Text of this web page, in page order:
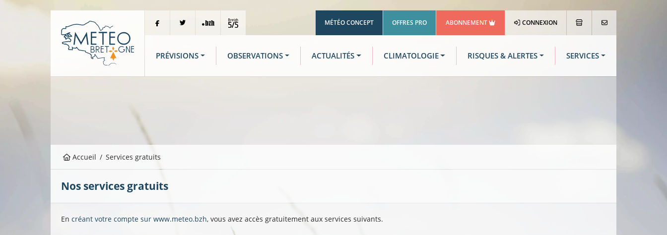
MÉTÉO CONCEPT OFFRES PRO ABONNEMENT CONNEXION
PRÉVISIONS OBSERVATIONS ACTUALITÉS CLIMATOLOGIE RISQUES & ALERTES SERVICES
Accueil Services gratuits
Nos services gratuits
En créant votre compte sur www.meteo.bzh, vous avez accès gratuitement aux services suivants.